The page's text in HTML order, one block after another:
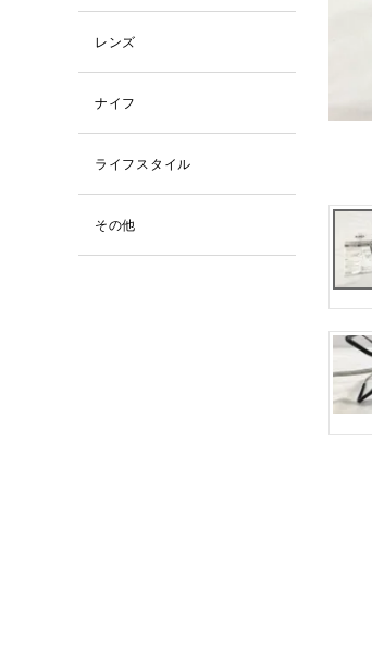
レンズ
ナイフ
ライフスタイル
その他